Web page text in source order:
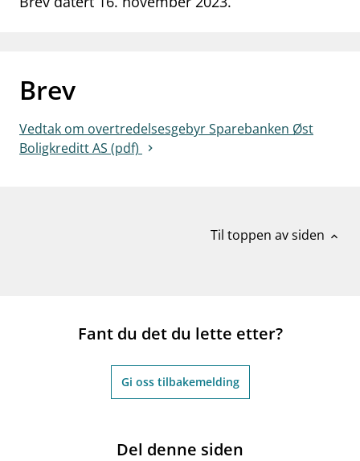
notifications_noneAbonner på nyhetsvarsel
Brev
Vedtak om overtredelsesgebyr Sparebanken Øst
Boligkreditt AS (pdf)
Til toppen av siden expand_less
Fant du det du lette etter?
Gi oss tilbakemelding
Del denne siden